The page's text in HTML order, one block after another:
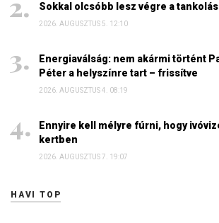
Sokkal olcsóbb lesz végre a tankolás
2026. AUGUSZTUS 5. 12:10
Energiaválság: nem akármi történt
Péter a helyszínre tart – frissítve
2026. AUGUSZTUS 4. 08:19
Ennyire kell mélyre fúrni, hogy
kertben
2026. AUGUSZTUS 7. 19:07
HAVI TOP